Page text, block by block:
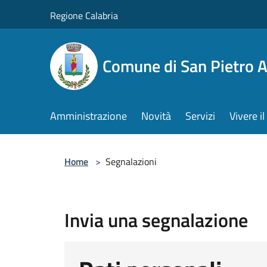
Regione Calabria
Comune di San Pietro
Amministrazione Novità Servizi Vivere
Home > Segnalazioni
Invia una segnalazione